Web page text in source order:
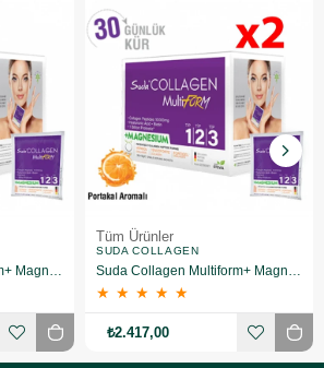
Suda Collagen Multiform+ Magnesium 30 x 15 gr - Portakal Aromalı
Tüm Ürünler
SUDA COLLAGEN
Suda Collagen Multiform+ Magnesium 30 x 15 gr - Portakal Aromalı 2 Adet
★ ★ ★ ★ ★
₺2.417,00